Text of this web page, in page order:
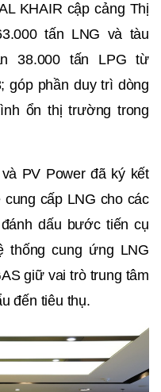
KHAIR cập cảng Thị
tấn LNG và tàu
38.000 tấn LPG từ
góp phần duy trì dòng
ổn thị trường trong
PV Power đã ký kết
cấp LNG cho các
dấu bước tiến cụ
thống cung ứng LNG
giữ vai trò trung tâm
đến tiêu thụ.